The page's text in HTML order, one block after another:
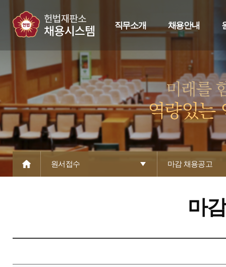
직무소개 채용안내
원서접수 마감 채용공고
마